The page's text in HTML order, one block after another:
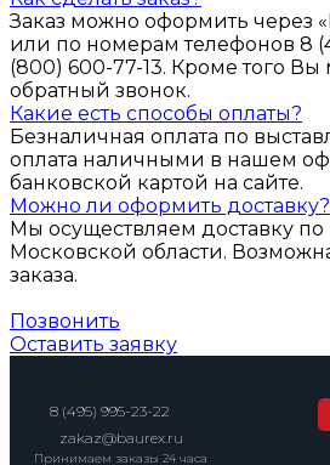
Заказ можно оформить через
или по номерам телефонов 8
(800) 600-77-13. Кроме того Вы
обратный звонок.
Какие есть способы оплаты?
Безналичная оплата по
оплата наличными в нашем
банковской картой на сайте.
Можно ли оформить доставку?
Мы осуществляем доставку
Московской области.
заказа.
Позвонить
Оставить заявку
8 (495) 995-23-22
zakaz@baurex.ru
Принимаем заказы 24 часа